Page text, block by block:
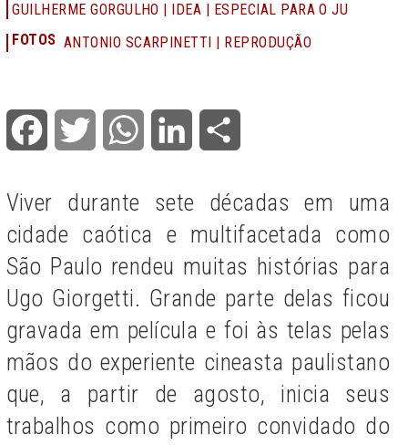
GUILHERME GORGULHO | IDEA | ESPECIAL PARA O JU
FOTOS ANTONIO SCARPINETTI | REPRODUÇÃO
Facebook Twitter WhatsApp LinkedIn
Viver durante sete décadas em uma
cidade caótica e multifacetada como
São Paulo rendeu muitas histórias para
Ugo Giorgetti. Grande parte delas ficou
gravada em película e foi às telas pelas
mãos do experiente cineasta paulistano
que, a partir de agosto, inicia seus
trabalhos como primeiro convidado do